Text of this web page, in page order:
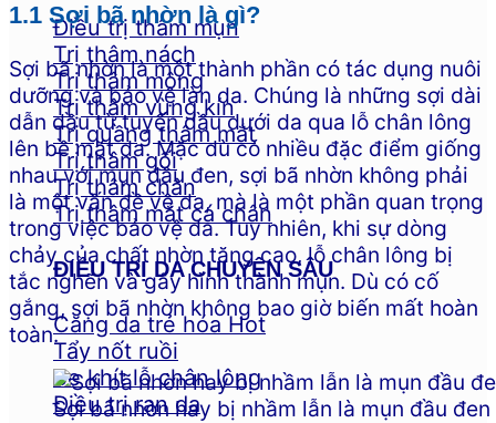
Điều trị thâm mụn
Trị thâm nách
Trị thâm mông
Trị thâm vùng kín
Trị quầng thâm mắt
Trị thâm gối
Trị thâm chân
Trị thâm mắt cá chân
ĐIỀU TRỊ DA CHUYÊN SÂU
Căng da trẻ hóa
Tẩy nốt ruồi
Se khít lỗ chân lông
Điều trị rạn da
1.1 Sợi bã nhờn là gì?
Sợi bã nhờn là một thành phần có tác dụng nuôi
dưỡng và bảo vệ làn da. Chúng là những sợi dài
dẫn dầu từ tuyến dầu dưới da qua lỗ chân lông
lên bề mặt da. Mặc dù có nhiều đặc điểm giống
nhau với mụn đầu đen, sợi bã nhờn không phải
là một vấn đề về da, mà là một phần quan trọng
trong việc bảo vệ da. Tuy nhiên, khi sự dòng
chảy của chất nhờn tăng cao, lỗ chân lông bị
tắc nghẽn và gây hình thành mụn. Dù có cố
gắng, sợi bã nhờn không bao giờ biến mất hoàn
toàn.
Sợi bã nhờn hay bị nhầm lẫn là mụn đầu đen